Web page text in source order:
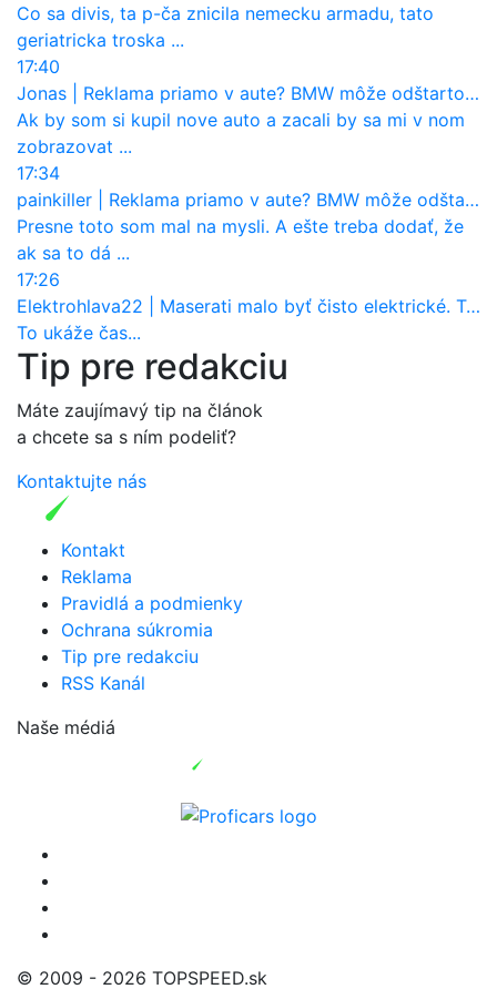
Co sa divis, ta p-ča znicila nemecku armadu, tato
geriatricka troska ...
17:40
Jonas
Reklama priamo v aute? BMW môže odštartovať nový trend
Ak by som si kupil nove auto a zacali by sa mi v nom
zobrazovat ...
17:34
painkiller
Reklama priamo v aute? BMW môže odštartovať nový trend
Presne toto som mal na mysli. A ešte treba dodať, že
ak sa to dá ...
17:26
Elektrohlava22
Maserati malo byť čisto elektrické. Teraz zisťuje, že potrebuje nový osemvalcový motor
To ukáže čas...
Tip pre redakciu
Máte zaujímavý tip na článok
a chcete sa s ním podeliť?
Kontaktujte nás
Kontakt
Reklama
Pravidlá a podmienky
Ochrana súkromia
Tip pre redakciu
RSS Kanál
Naše médiá
© 2009 - 2026 TOPSPEED.sk